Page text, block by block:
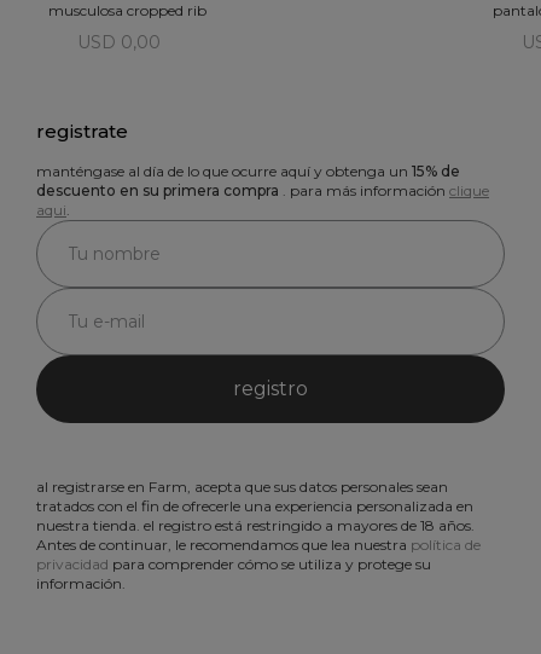
musculosa cropped rib
USD 0,00
registrate
manténgase al día de lo que ocurre aquí y obtenga un 15% de
descuento en su primera compra . para más información clique
aqui.
registro
al registrarse en Farm, acepta que sus datos personales sean
tratados con el fin de ofrecerle una experiencia personalizada en
nuestra tienda. el registro está restringido a mayores de 18 años.
Antes de continuar, le recomendamos que lea nuestra política de
privacidad para comprender cómo se utiliza y protege su
información.